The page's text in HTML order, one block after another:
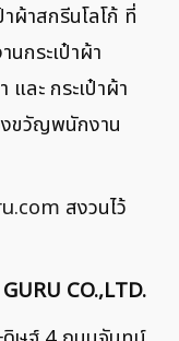
ผ้าสกรีนโลโก้ ที่
กระเป๋าผ้า
ละ กระเป๋าผ้า
งขวัญพนักงาน
สงวนไว้
CO.,LTD.